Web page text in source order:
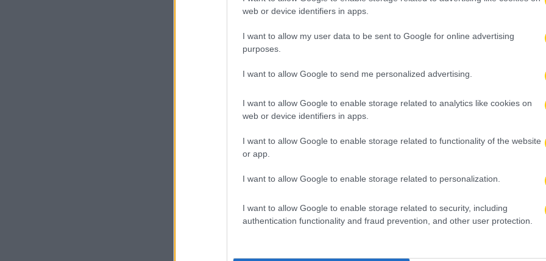
web or device identifiers in apps.
I want to allow my user data to be sent to Google for online advertising
purposes.
I want to allow Google to send me personalized advertising.
I want to allow Google to enable storage related to analytics like cookies on
web or device identifiers in apps.
I want to allow Google to enable storage related to functionality of the website
or app.
I want to allow Google to enable storage related to personalization.
I want to allow Google to enable storage related to security, including
authentication functionality and fraud prevention, and other user protection.